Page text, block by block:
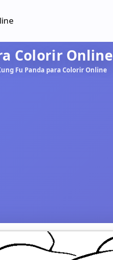
Colorir Online
Fu Panda para Colorir Online